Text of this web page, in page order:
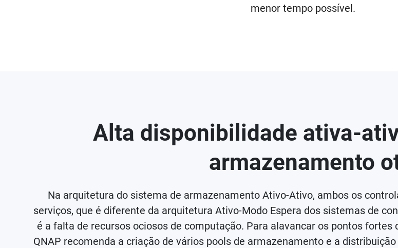
menor tempo possível.
Alta disponibilidade ativa-
armazenamento
Na arquitetura do sistema de armazenamento Ativo-Ativo, ambos os
serviços, que é diferente da arquitetura Ativo-Modo Espera dos sistemas de
é a falta de recursos ociosos de computação. Para alavancar os pontos
QNAP recomenda a criação de vários pools de armazenamento e a